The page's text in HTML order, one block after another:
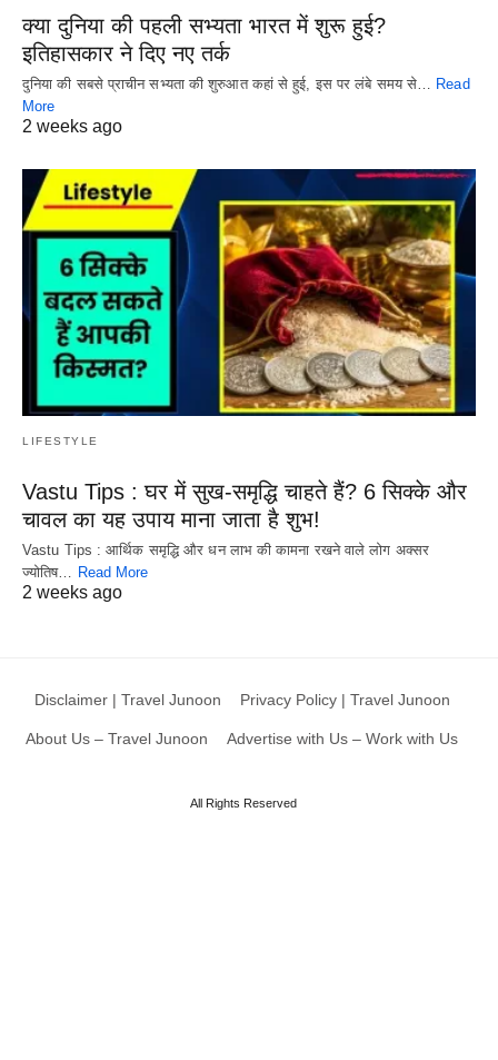
क्या दुनिया की पहली सभ्यता भारत में शुरू हुई?
इतिहासकार ने दिए नए तर्क
दुनिया की सबसे प्राचीन सभ्यता की शुरुआत कहां से हुई, इस पर लंबे समय से… Read
More
2 weeks ago
LIFESTYLE
Vastu Tips : घर में सुख-समृद्धि चाहते हैं? 6 सिक्के और
चावल का यह उपाय माना जाता है शुभ!
Vastu Tips : आर्थिक समृद्धि और धन लाभ की कामना रखने वाले लोग अक्सर
ज्योतिष… Read More
2 weeks ago
Disclaimer | Travel Junoon Privacy Policy | Travel Junoon
About Us – Travel Junoon Advertise with Us – Work with Us
All Rights Reserved